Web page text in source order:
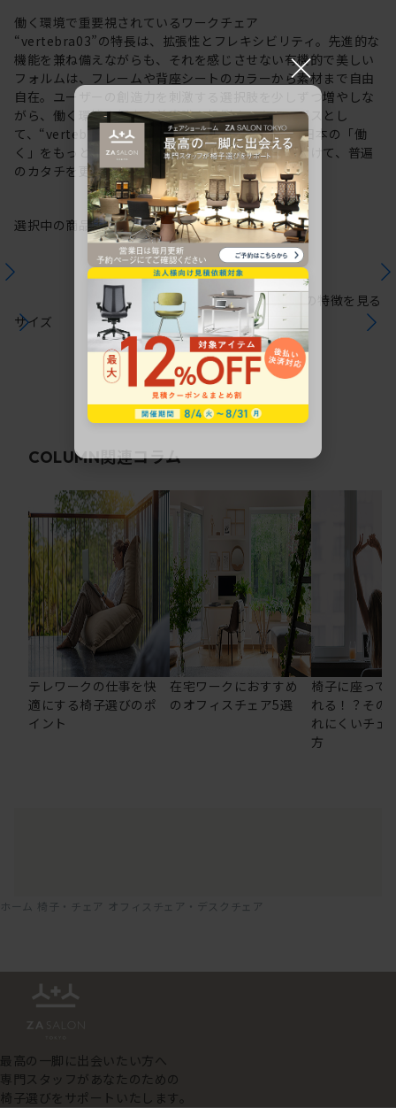
働く環境で重要視されているワークチェア
“vertebra03”の特長は、拡張性とフレキシビリティ。先進的な
機能を兼ね備えながらも、それを感じさせない有機的で美しい
フォルムは、フレームや背座シートのカラーから素材まで自由
自在。ユーザーの創造力を刺激する選択肢を少しずつ増やしな
がら、働く環境や個人の美意識を投影するキャンバスとし
て、“vertebra03”をアップデートしてきました。日本の「働
く」をもっと自由に。これからも私たちは未来に向けて、普遍
のカタチを更新していきます。
選択中の商品情報保証注意事項
サイズ
シリーズの特徴を見る
COLUMN関連コラム
テレワークの仕事を快
適にする椅子選びのポ
イント
在宅ワークにおすすめ
のオフィスチェア5選
椅子に座って
れる！？その
れにくいチェ
方
ホーム 椅子・チェア オフィスチェア・デスクチェア
最高の一脚に出会いたい方へ
専門スタッフがあなたのための
椅子選びをサポートいたします。
×